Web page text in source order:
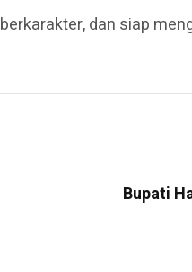
dan siap
Bupati